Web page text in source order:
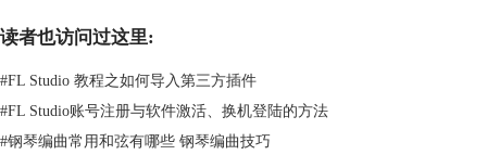
适用平台：Windows
3.AudioLava 2
AudioLava 2是一款比较专业的音频降噪软件，这款软件操作简单，界面
读者也访问过这里:
#FL Studio 教程之如何导入第三方插件
#FL Studio账号注册与软件激活、换机登陆的方法
#钢琴编曲常用和弦有哪些 钢琴编曲技巧